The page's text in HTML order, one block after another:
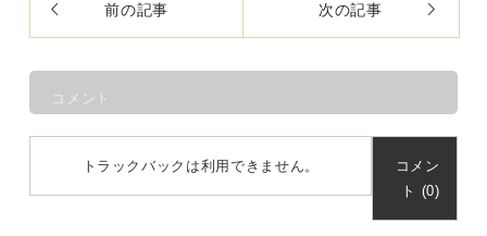
前の記事 次の記事
コメント
トラックバックは利用できません。
コメン
ト (0)